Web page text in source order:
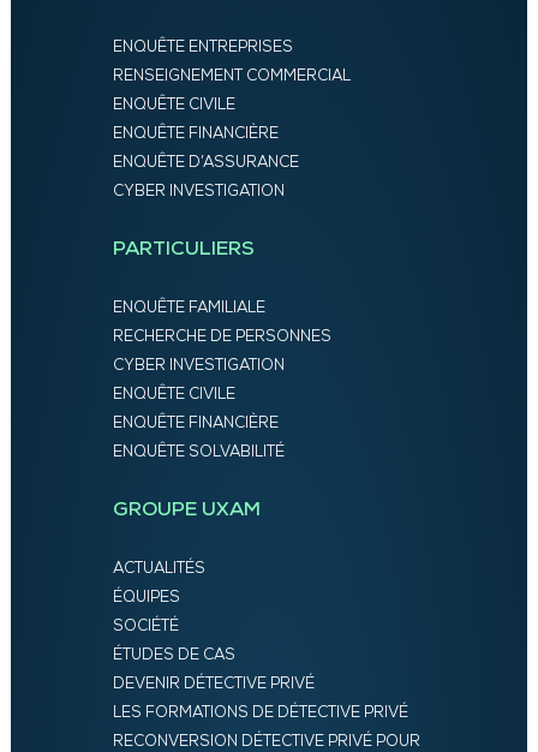
ENQUÊTE ENTREPRISES
RENSEIGNEMENT COMMERCIAL
ENQUÊTE CIVILE
ENQUÊTE FINANCIÈRE
ENQUÊTE D’ASSURANCE
CYBER INVESTIGATION
PARTICULIERS
ENQUÊTE FAMILIALE
RECHERCHE DE PERSONNES
CYBER INVESTIGATION
ENQUÊTE CIVILE
ENQUÊTE FINANCIÈRE
ENQUÊTE SOLVABILITÉ
GROUPE UXAM
ACTUALITÉS
ÉQUIPES
SOCIÉTÉ
ÉTUDES DE CAS
DEVENIR DÉTECTIVE PRIVÉ
LES FORMATIONS DE DÉTECTIVE PRIVÉ
RECONVERSION DÉTECTIVE PRIVÉ POUR